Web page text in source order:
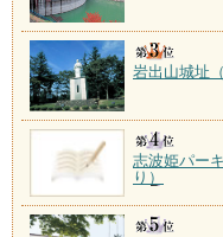
岩出山城址
志波姫パー
り）